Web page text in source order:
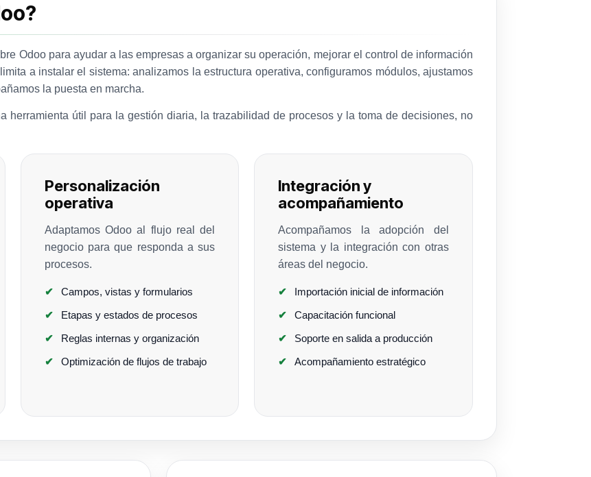
Odoo para ayudar a las empresas a organizar su operación, mejorar el control de información
a instalar el sistema: analizamos la estructura operativa, configuramos módulos, ajustamos
la puesta en marcha.
herramienta útil para la gestión diaria, la trazabilidad de procesos y la toma de decisiones, no
Personalización
operativa
Adaptamos Odoo al flujo real del
negocio para que responda a sus
procesos.
Campos, vistas y formularios
Etapas y estados de procesos
Reglas internas y organización
Optimización de flujos de trabajo
Integración y
acompañamiento
Acompañamos la adopción del
sistema y la integración con otras
áreas del negocio.
Importación inicial de información
Capacitación funcional
Soporte en salida a producción
Acompañamiento estratégico